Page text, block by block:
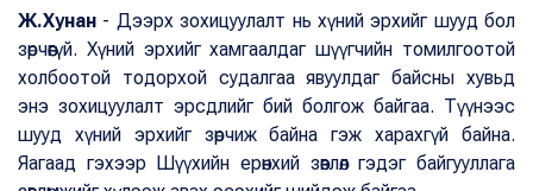
Ж.Хунан - Дээрх зохицуулалт нь хүний эрхийг шууд бол
зөрчөөгүй. Хүний эрхийг хамгаалдаг шүүгчийн томилгоотой
холбоотой тодорхой судалгаа явуулдаг байсны хувьд
энэ зохицуулалт эрсдлийг бий болгож байгаа. Түүнээс
шууд хүний эрхийг зөрчиж байна гэж харахгүй байна.
Яагаад гэхээр Шүүхийн ерөнхий зөвлөл гэдэг байгууллага